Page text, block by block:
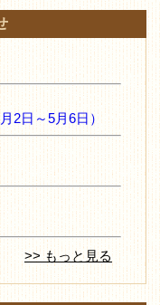
2日～5月6日）
>> もっと見る